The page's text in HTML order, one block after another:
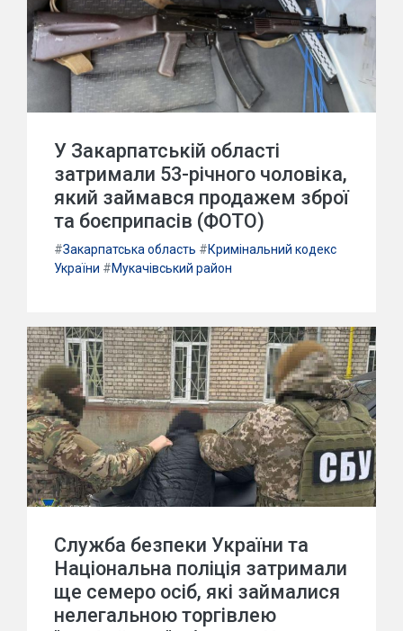
У Закарпатській області
затримали 53-річного чоловіка,
який займався продажем зброї
та боєприпасів (ФОТО)
#Закарпатська область #Кримінальний кодекс
України #Мукачівський район
Служба безпеки України та
Національна поліція затримали
ще семеро осіб, які займалися
нелегальною торгівлею